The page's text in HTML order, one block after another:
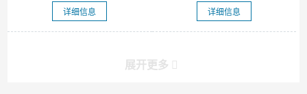
详细信息 详细信息
展开更多